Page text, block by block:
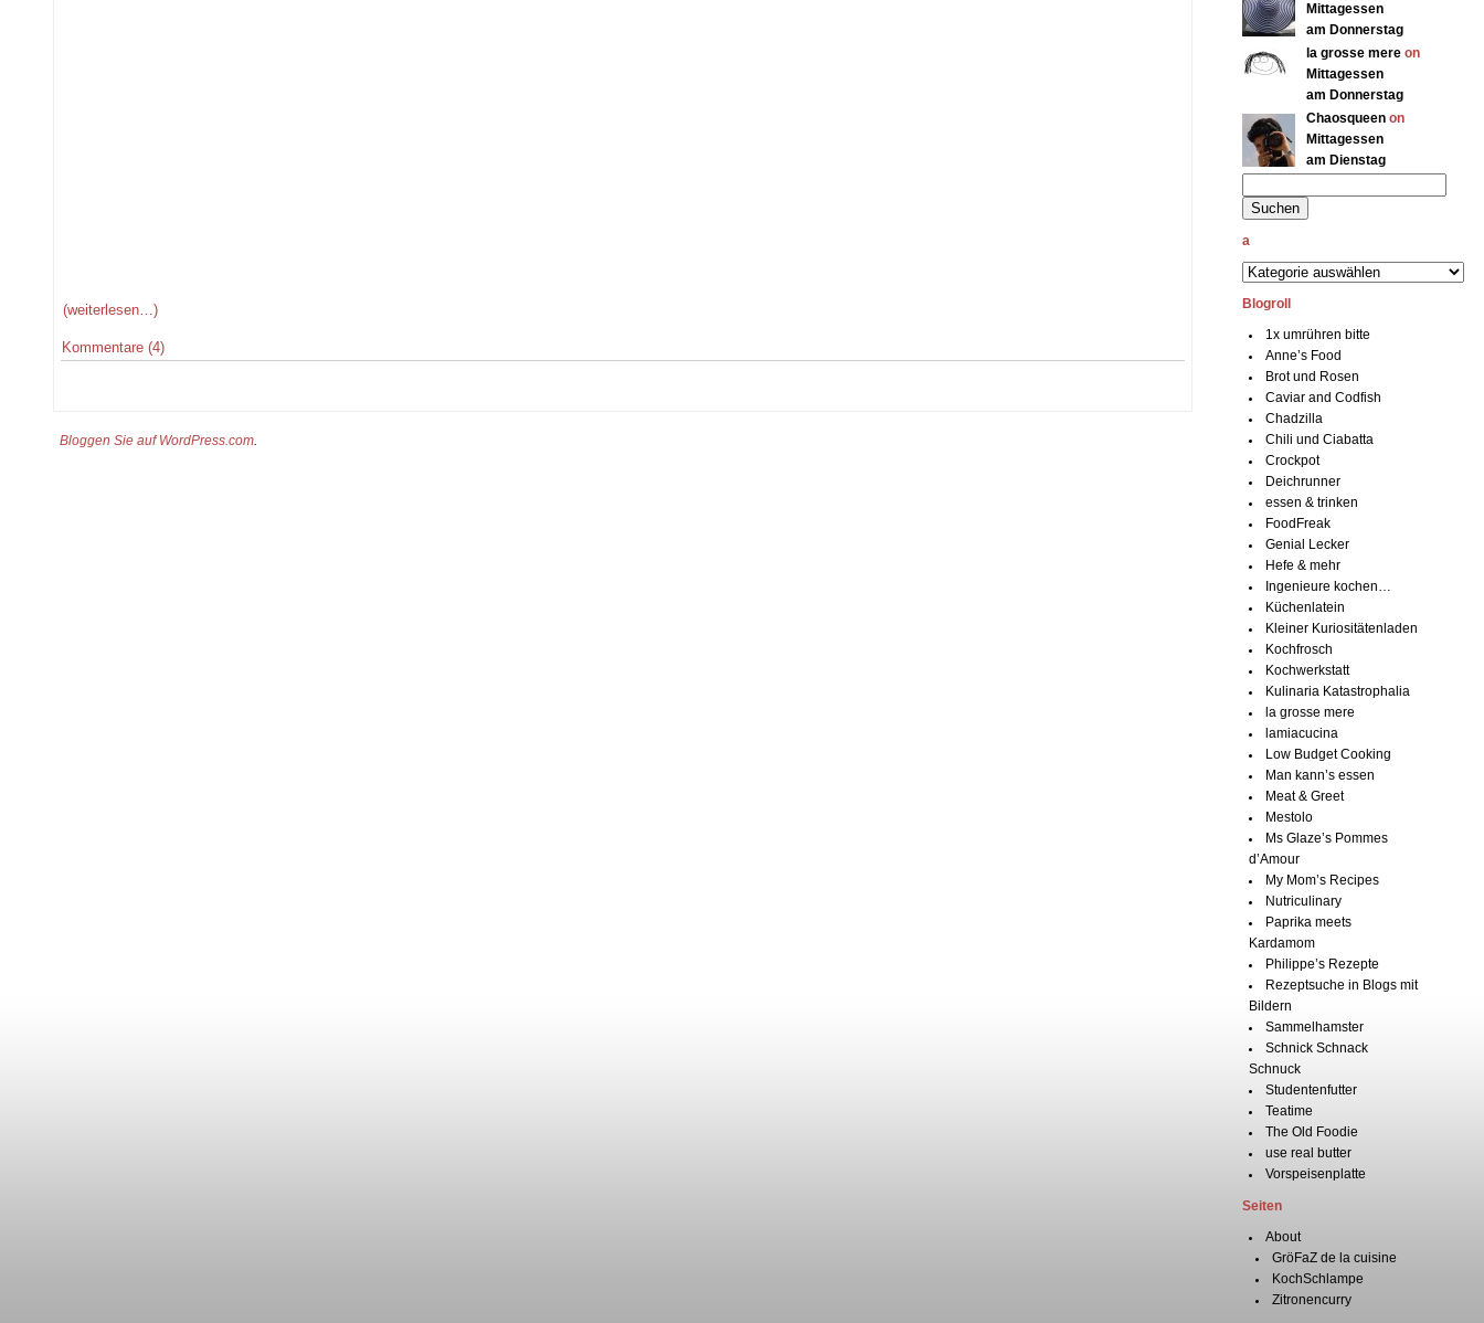
(weiterlesen…)
Kommentare (4)
Mittagessen
am Donnerstag
la grosse mere on
Mittagessen
am Donnerstag
Chaosqueen on
Mittagessen
am Dienstag
a
Blogroll
1x umrühren bitte
Anne’s Food
Brot und Rosen
Caviar and Codfish
Chadzilla
Chili und Ciabatta
Crockpot
Deichrunner
essen & trinken
FoodFreak
Genial Lecker
Hefe & mehr
Ingenieure kochen…
Küchenlatein
Kleiner Kuriositätenladen
Kochfrosch
Kochwerkstatt
Kulinaria Katastrophalia
la grosse mere
lamiacucina
Low Budget Cooking
Man kann’s essen
Meat & Greet
Mestolo
Ms Glaze’s Pommes
d’Amour
My Mom’s Recipes
Nutriculinary
Paprika meets
Kardamom
Philippe’s Rezepte
Rezeptsuche in Blogs mit
Bildern
Sammelhamster
Schnick Schnack
Schnuck
Studentenfutter
Teatime
The Old Foodie
use real butter
Vorspeisenplatte
Seiten
About
GröFaZ de la cuisine
KochSchlampe
Zitronencurry
Bloggen Sie auf WordPress.com.